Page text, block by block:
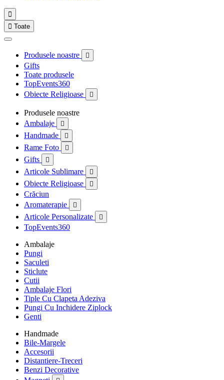

 Toate
Produsele noastre 
Gifts
Toate produsele
TopEvents360
Obiecte Religioase

Produsele noastre
Ambalaje

Handmade 
Rame Foto 
Gifts 
Articole Sublimare 
Obiecte Religioase 
Crăciun
Aromaterapie

Articole Personalizate 
TopEvents360
Ambalaje
Pungi
Saculeti
Sticlute
Cutii
Ambalaje Flori
Tiple Cu Clapeta Adeziva
Pungi Cu Inchidere Ziplock
Genti
Handmade
Bile-Margele
Accesorii
Distantiere-Treceri
Benzi Decorative